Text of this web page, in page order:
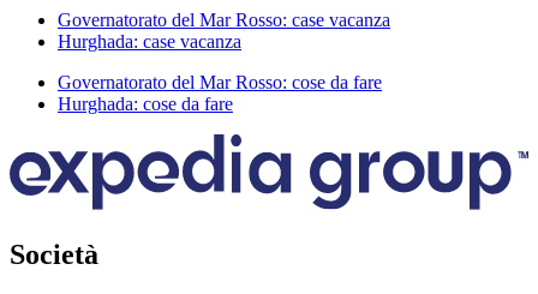
Governatorato del Mar Rosso: case vacanza
Hurghada: case vacanza
Governatorato del Mar Rosso: cose da fare
Hurghada: cose da fare
Società